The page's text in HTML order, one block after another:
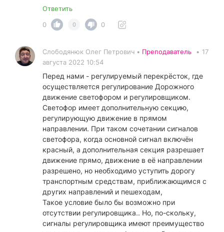
Ответить
0
0 0
Слободянюк Олег Петрович • Преподаватель • 17
августа 2022 10:54
Перед нами - регулируемый перекрёсток, где
осуществляется регулирование Дорожного
движение светофором и регулировщиком.
Светофор имеет дополнительную секцию,
регулирующую движение в прямом
направлении. При таком сочетании сигналов
светофора, когда основной сигнал включён
красный, а дополнительная секция разрешает
движение прямо, движение в её направлении
разрешено, но необходимо уступить дорогу
транспортным средствам, приближающимся с
других направлений и пешеходам,
Такое условие было бы возможно при
отсутствии регулировщика.. Но, по-скольку,
сигналы регулировщика имеют преимущество